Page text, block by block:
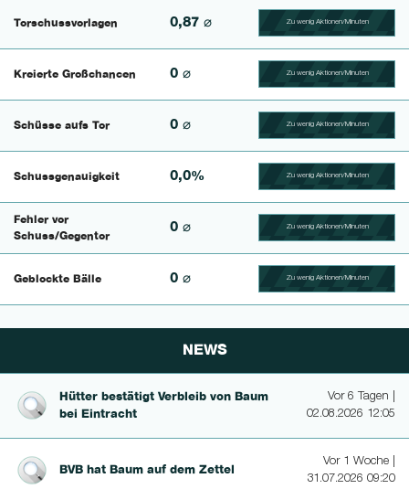
Torschussvorlagen 0,87 ⌀ Zu wenig Aktionen/Minuten
Kreierte Großchancen 0 ⌀ Zu wenig Aktionen/Minuten
Schüsse aufs Tor 0 ⌀ Zu wenig Aktionen/Minuten
Schussgenauigkeit 0,0% Zu wenig Aktionen/Minuten
Fehler vor
Schuss/Gegentor
0 ⌀ Zu wenig Aktionen/Minuten
Geblockte Bälle 0 ⌀ Zu wenig Aktionen/Minuten
NEWS
Hütter bestätigt Verbleib von Baum
bei Eintracht
Vor 6 Tagen |
02.08.2026 12:05
BVB hat Baum auf dem Zettel
Vor 1 Woche |
31.07.2026 09:20